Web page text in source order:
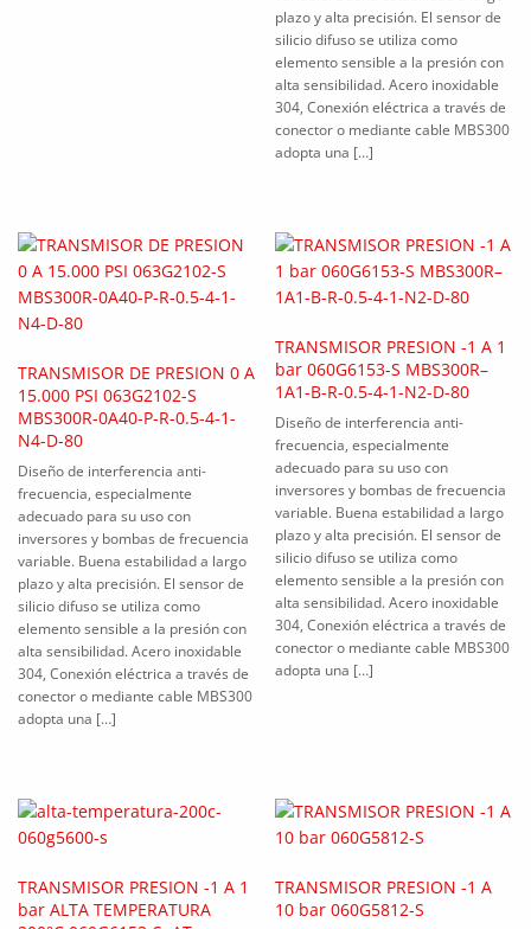
plazo y alta precisión. El sensor de
silicio difuso se utiliza como
elemento sensible a la presión con
alta sensibilidad. Acero inoxidable
304, Conexión eléctrica a través de
conector o mediante cable MBS300
adopta una […]
TRANSMISOR DE PRESION 0 A
15.000 PSI 063G2102-S
MBS300R-0A40-P-R-0.5-4-1-
N4-D-80
Diseño de interferencia anti-
frecuencia, especialmente
adecuado para su uso con
inversores y bombas de frecuencia
variable. Buena estabilidad a largo
plazo y alta precisión. El sensor de
silicio difuso se utiliza como
elemento sensible a la presión con
alta sensibilidad. Acero inoxidable
304, Conexión eléctrica a través de
conector o mediante cable MBS300
adopta una […]
TRANSMISOR PRESION -1 A 1
bar 060G6153-S MBS300R–
1A1-B-R-0.5-4-1-N2-D-80
Diseño de interferencia anti-
frecuencia, especialmente
adecuado para su uso con
inversores y bombas de frecuencia
variable. Buena estabilidad a largo
plazo y alta precisión. El sensor de
silicio difuso se utiliza como
elemento sensible a la presión con
alta sensibilidad. Acero inoxidable
304, Conexión eléctrica a través de
conector o mediante cable MBS300
adopta una […]
TRANSMISOR PRESION -1 A 1
bar ALTA TEMPERATURA
TRANSMISOR PRESION -1 A
10 bar 060G5812-S